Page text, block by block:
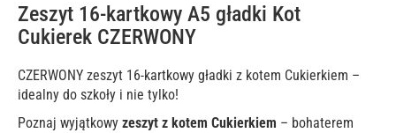
Zeszyt 16-kartkowy A5 gładki Kot
Cukierek CZERWONY
CZERWONY zeszyt 16-kartkowy gładki z kotem Cukierkiem –
idealny do szkoły i nie tylko!
Poznaj wyjątkowy zeszyt z kotem Cukierkiem – bohaterem